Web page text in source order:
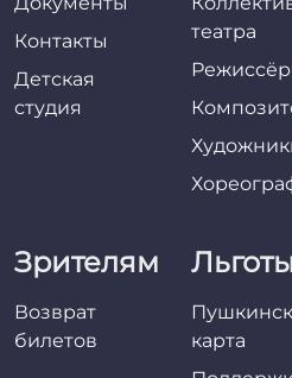
Контакты
Детская
студия
театра
Зрителям
Возврат
билетов
карта